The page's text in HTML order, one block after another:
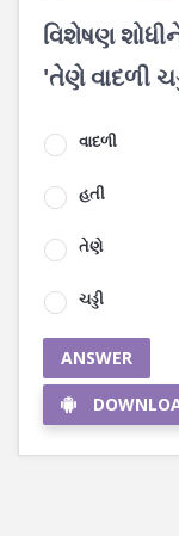
વિશેષણ
'તેણે વાદળી
વાદળી
હતી
તેણે
ચડ્ડી
ANSWER